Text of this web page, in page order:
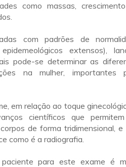
como massas,
com padrões de
extensos),
pode-se determinar as
na mulher, importantes
em relação ao toque
científicos que
de forma tridimensional, e
como é a radiografia.
para este exame é